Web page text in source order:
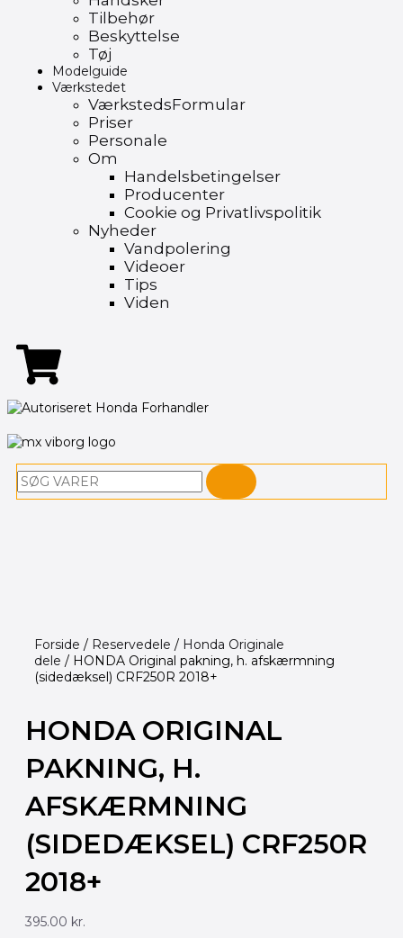
Tilbehør
Beskyttelse
Tøj
Modelguide
Værkstedet
VærkstedsFormular
Priser
Personale
Om
Handelsbetingelser
Producenter
Cookie og Privatlivspolitik
Nyheder
Vandpolering
Videoer
Tips
Viden
Søg
Forside / Reservedele / Honda Originale
dele / HONDA Original pakning, h. afskærmning
(sidedæksel) CRF250R 2018+
HONDA ORIGINAL
PAKNING, H.
AFSKÆRMNING
(SIDEDÆKSEL) CRF250R
2018+
395.00 kr.